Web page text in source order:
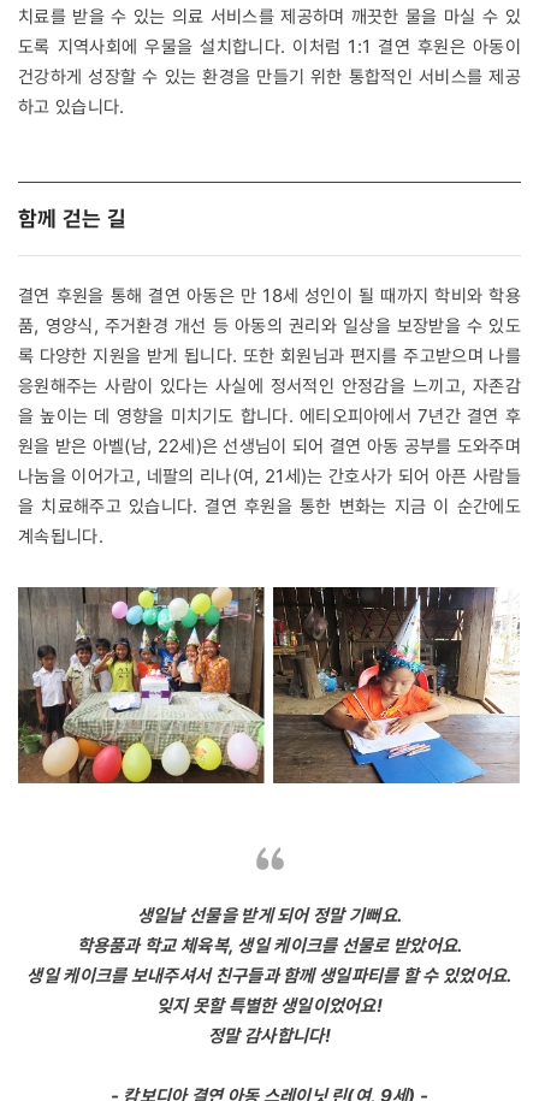
치료를 받을 수 있는 의료 서비스를 제공하며 깨끗한 물을 마실 수 있
도록 지역사회에 우물을 설치합니다. 이처럼 1:1 결연 후원은 아동이
건강하게 성장할 수 있는 환경을 만들기 위한 통합적인 서비스를 제공
하고 있습니다.
함께 걷는 길
결연 후원을 통해 결연 아동은 만 18세 성인이 될 때까지 학비와 학용
품, 영양식, 주거환경 개선 등 아동의 권리와 일상을 보장받을 수 있도
록 다양한 지원을 받게 됩니다. 또한 회원님과 편지를 주고받으며 나를
응원해주는 사람이 있다는 사실에 정서적인 안정감을 느끼고, 자존감
을 높이는 데 영향을 미치기도 합니다. 에티오피아에서 7년간 결연 후
원을 받은 아벨(남, 22세)은 선생님이 되어 결연 아동 공부를 도와주며
나눔을 이어가고, 네팔의 리나(여, 21세)는 간호사가 되어 아픈 사람들
을 치료해주고 있습니다. 결연 후원을 통한 변화는 지금 이 순간에도
계속됩니다.
생일날 선물을 받게 되어 정말 기뻐요.
학용품과 학교 체육복, 생일 케이크를 선물로 받았어요.
생일 케이크를 보내주셔서 친구들과 함께 생일파티를 할 수 있었어요.
잊지 못할 특별한 생일이었어요!
정말 감사합니다!
- 캄보디아 결연 아동 스레이닛 린(여, 9세) -